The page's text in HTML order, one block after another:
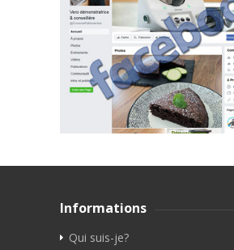
Informations
Qui suis-je?